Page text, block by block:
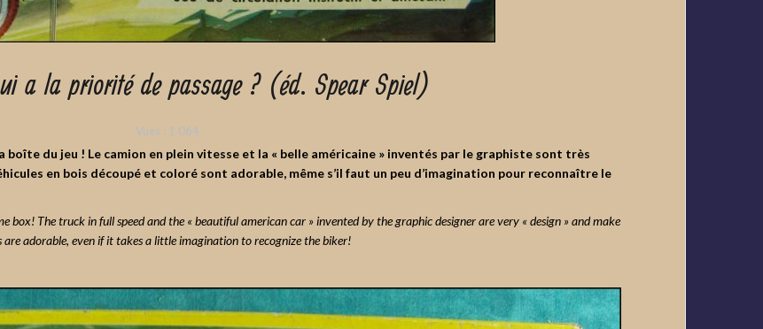
a la priorité de passage ? (éd. Spear Spiel)
Vues : 1 064
du jeu ! Le camion en plein vitesse et la « belle américaine » inventés par le graphiste sont très
en bois découpé et coloré sont adorable, même s’il faut un peu d’imagination pour reconnaître le
The truck in full speed and the « beautiful american car » invented by the graphic designer are very « design » and make
adorable, even if it takes a little imagination to recognize the biker!